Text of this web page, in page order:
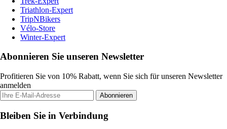
Triathlon-Expert
TripNBikers
Vélo-Store
Winter-Expert
Abonnieren Sie unseren Newsletter
Profitieren Sie von 10% Rabatt, wenn Sie sich für unseren Newsletter
anmelden
Abonnieren
Bleiben Sie in Verbindung